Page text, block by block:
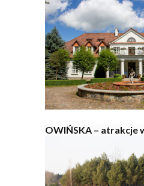
OWIŃSKA – atrakcje